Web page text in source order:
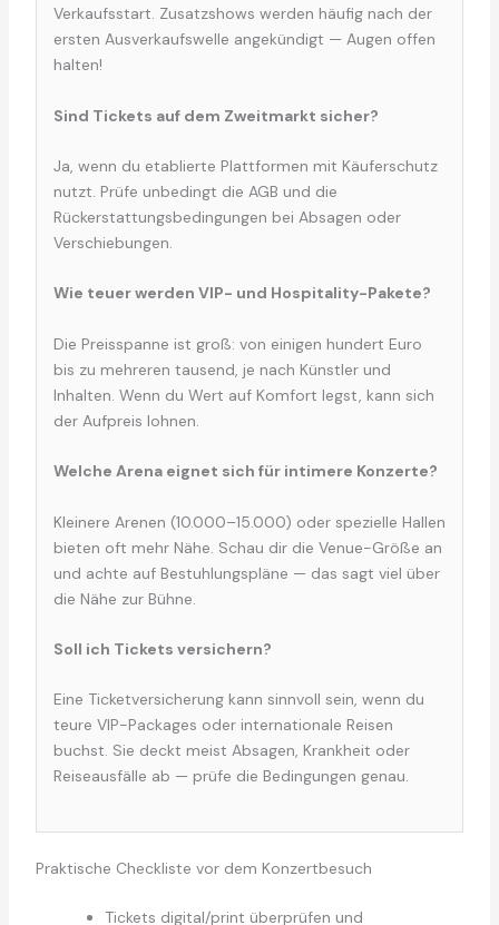
Verkaufsstart. Zusatzshows werden häufig nach der
ersten Ausverkaufswelle angekündigt — Augen offen
halten!
Sind Tickets auf dem Zweitmarkt sicher?
Ja, wenn du etablierte Plattformen mit Käuferschutz
nutzt. Prüfe unbedingt die AGB und die
Rückerstattungsbedingungen bei Absagen oder
Verschiebungen.
Wie teuer werden VIP- und Hospitality-Pakete?
Die Preisspanne ist groß: von einigen hundert Euro
bis zu mehreren tausend, je nach Künstler und
Inhalten. Wenn du Wert auf Komfort legst, kann sich
der Aufpreis lohnen.
Welche Arena eignet sich für intimere Konzerte?
Kleinere Arenen (10.000–15.000) oder spezielle Hallen
bieten oft mehr Nähe. Schau dir die Venue-Größe an
und achte auf Bestuhlungspläne — das sagt viel über
die Nähe zur Bühne.
Soll ich Tickets versichern?
Eine Ticketversicherung kann sinnvoll sein, wenn du
teure VIP-Packages oder internationale Reisen
buchst. Sie deckt meist Absagen, Krankheit oder
Reiseausfälle ab — prüfe die Bedingungen genau.
Praktische Checkliste vor dem Konzertbesuch
Tickets digital/print überprüfen und